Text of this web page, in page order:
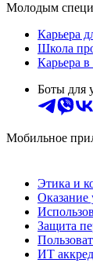
Молодым
Карьера
Школа
Карьера
Боты для
Мобильное
Этика и
Оказание
Защита
ИТ